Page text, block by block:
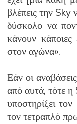
βλέπεις την Sky
δύσκολο να
κάνουν
στον αγώνα».
Εάν οι
από αυτά, τότε
υποστηρίξει
τον τετραπλό